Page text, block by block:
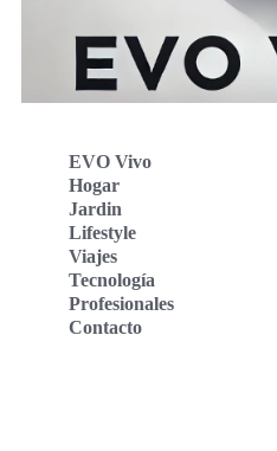
EVO Vivo
Hogar
Jardin
Lifestyle
Viajes
Tecnología
Profesionales
Contacto